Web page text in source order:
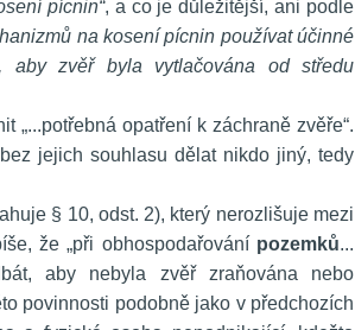
pícnin“, a co je důležitější, ani podle
na kosení pícnin používat účinné
aby zvěř byla vytlačována od středu
„...potřebná opatření k záchraně zvěře“.
jejich souhlasu dělat nikdo jiný, tedy
§ 10, odst. 2), který nerozlišuje mezi
že „při obhospodařování pozemků...
aby nebyla zvěř zraňována nebo
povinnosti podobně jako v předchozích